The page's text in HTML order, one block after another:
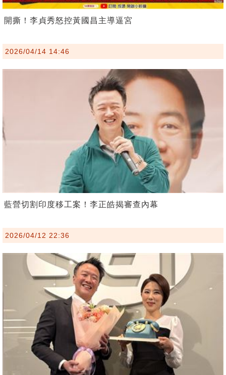
開撕！李貞秀怒控黃國昌主導逼宮
2026/04/14 14:46
藍營切割印度移工案！李正皓揭審查內幕
2026/04/12 22:36